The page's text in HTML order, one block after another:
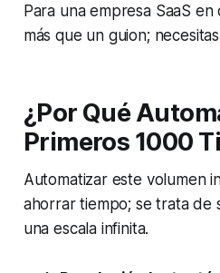
Para una empresa SaaS
más que un guion;
¿Por Qué
Primeros 1000
Automatizar este volumen
ahorrar tiempo; se trata de
una escala infinita.